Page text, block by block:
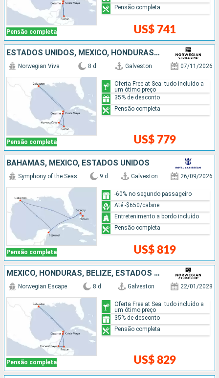
Pensão completa US$ 741
Pensão completa
ESTADOS UNIDOS, MÉXICO, HONDURAS, BELIZE
Pensão completa
Norwegian Viva 8 d Galveston 07/11/2026
US$ 779
Oferta Free at Sea: tudo incluído a
um ótimo preço
35% de desconto
Pensão completa
BAHAMAS, MÉXICO, ESTADOS UNIDOS
Pensão completa
Symphony of the Seas 9 d Galveston 26/09/2026
US$ 819
-60% no segundo passageiro
Até -$650/cabine
Entretenimento a bordo incluído
Pensão completa
MÉXICO, HONDURAS, BELIZE, ESTADOS UNIDOS
Pensão completa
Norwegian Escape 8 d Galveston 22/01/2028
US$ 829
Oferta Free at Sea: tudo incluído a
um ótimo preço
35% de desconto
Pensão completa